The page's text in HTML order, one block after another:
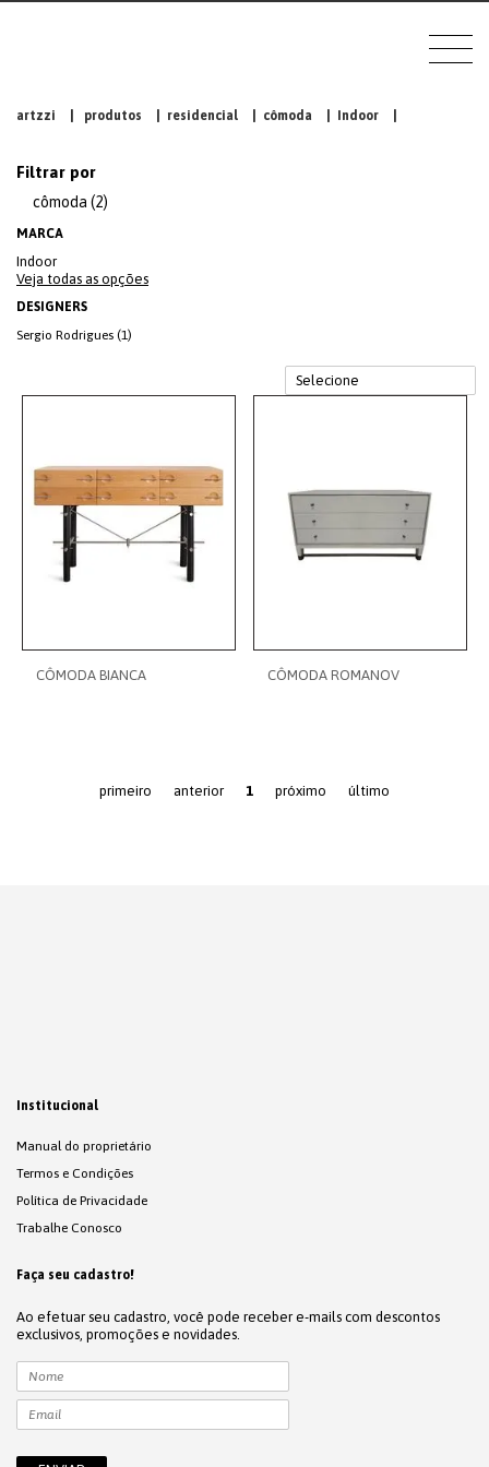
artzzi produtos residencial cômoda Indoor
Filtrar por
cômoda (2)
MARCA
Indoor
Veja todas as opções
DESIGNERS
Sergio Rodrigues (1)
CÔMODA BIANCA CÔMODA ROMANOV
primeiro anterior 1 próximo último
Institucional
Manual do proprietário
Termos e Condições
Política de Privacidade
Trabalhe Conosco
Faça seu cadastro!
Ao efetuar seu cadastro, você pode receber e-mails com descontos
exclusivos, promoções e novidades.